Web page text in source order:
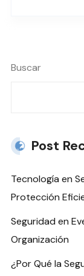
Buscar
Post
Tecnología en
Protección
Seguridad en
Organización
¿Por Qué la